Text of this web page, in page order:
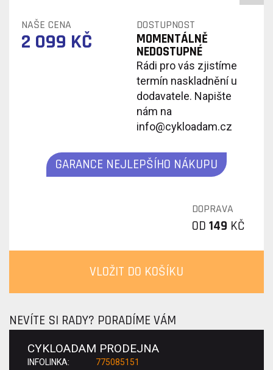
NAŠE CENA DOSTUPNOST
2 099 KČ MOMENTÁLNĚ
NEDOSTUPNÉ
Rádi pro vás zjistíme
termín naskladnění u
dodavatele. Napište
nám na
info@cykloadam.cz
GARANCE NEJLEPŠÍHO NÁKUPU
DOPRAVA
OD 149 KČ
VLOŽIT DO KOŠÍKU
NEVÍTE SI RADY? PORADÍME VÁM
CYKLOADAM PRODEJNA
INFOLINKA: 775085151